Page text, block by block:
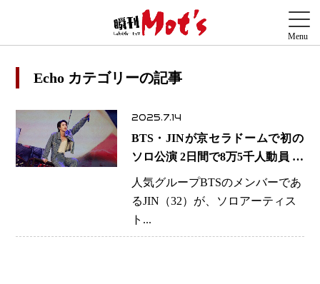
Echo カテゴリーの記事
2025.7.14
BTS・JINが京セラドームで初の
ソロ公演 2日間で8万5千人動員 ソ
ロアーティストとしての一歩を踏
み出す
人気グループBTSのメンバーであ
るJIN（32）が、ソロアーティス
ト...